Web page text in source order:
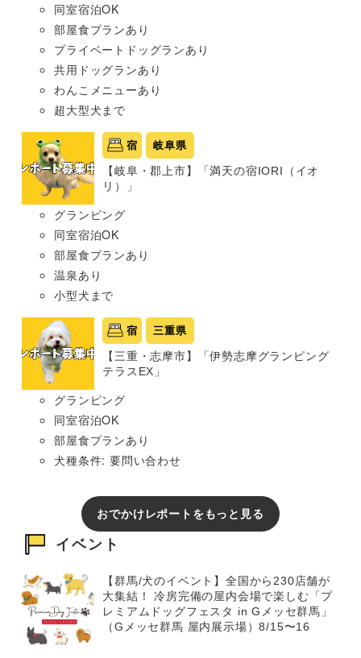
同室宿泊OK
部屋食プランあり
プライベートドッグランあり
共用ドッグランあり
わんこメニューあり
超大型犬まで
宿 岐阜県
【岐阜・郡上市】「満天の宿IORI（イオ
リ）」
グランピング
同室宿泊OK
部屋食プランあり
温泉あり
小型犬まで
宿 三重県
【三重・志摩市】「伊勢志摩グランピング
テラスEX」
グランピング
同室宿泊OK
部屋食プランあり
犬種条件: 要問い合わせ
おでかけレポートをもっと見る
イベント
【群馬/犬のイベント】全国から230店舗が
大集結！ 冷房完備の屋内会場で楽しむ「プ
レミアムドッグフェスタ in Gメッセ群馬」
（Gメッセ群馬 屋内展示場）8/15〜16